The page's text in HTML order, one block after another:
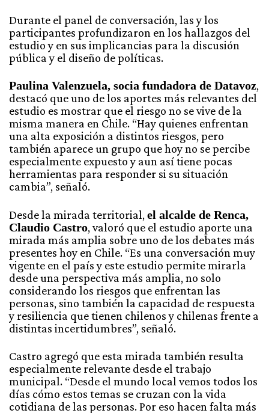
Durante el panel de conversación, las y los
participantes profundizaron en los hallazgos del
estudio y en sus implicancias para la discusión
pública y el diseño de políticas.
Paulina Valenzuela, socia fundadora de Datavoz,
destacó que uno de los aportes más relevantes del
estudio es mostrar que el riesgo no se vive de la
misma manera en Chile. “Hay quienes enfrentan
una alta exposición a distintos riesgos, pero
también aparece un grupo que hoy no se percibe
especialmente expuesto y aun así tiene pocas
herramientas para responder si su situación
cambia”, señaló.
Desde la mirada territorial, el alcalde de Renca,
Claudio Castro, valoró que el estudio aporte una
mirada más amplia sobre uno de los debates más
presentes hoy en Chile. “Es una conversación muy
vigente en el país y este estudio permite mirarla
desde una perspectiva más amplia, no solo
considerando los riesgos que enfrentan las
personas, sino también la capacidad de respuesta
y resiliencia que tienen chilenos y chilenas frente a
distintas incertidumbres”, señaló.
Castro agregó que esta mirada también resulta
especialmente relevante desde el trabajo
municipal. “Desde el mundo local vemos todos los
días cómo estos temas se cruzan con la vida
cotidiana de las personas. Por eso hacen falta más